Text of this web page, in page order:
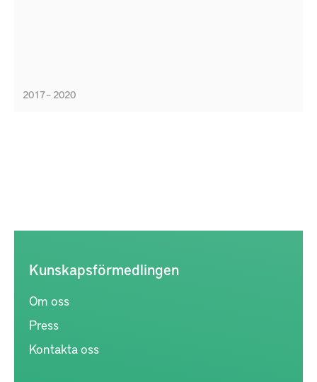
2017 – 2020
Kunskapsförmedlingen
Om oss
Press
Kontakta oss